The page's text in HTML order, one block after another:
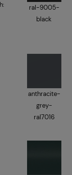
ral-9005-
black
anthracite-
grey-
ral7016